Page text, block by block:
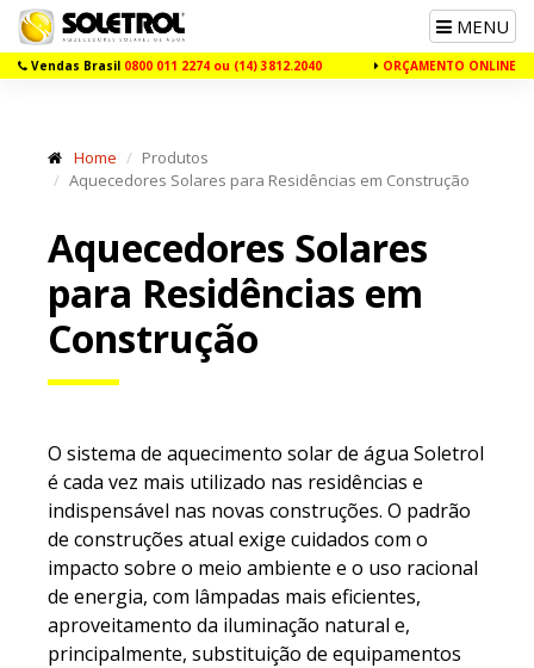
Toggle
navigation
MENU
Vendas Brasil 0800 011 2274 ou (14) 3812.2040 ORÇAMENTO ONLINE
Home
Produtos
Aquecedores Solares para Residências em Construção
Aquecedores Solares
para Residências em
Construção
O sistema de aquecimento solar de água Soletrol
é cada vez mais utilizado nas residências e
indispensável nas novas construções. O padrão
de construções atual exige cuidados com o
impacto sobre o meio ambiente e o uso racional
de energia, com lâmpadas mais eficientes,
aproveitamento da iluminação natural e,
principalmente, substituição de equipamentos